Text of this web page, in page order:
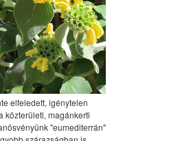
elfeledett, igénytelen
közterületi, magánkerti
"eumediterrán"